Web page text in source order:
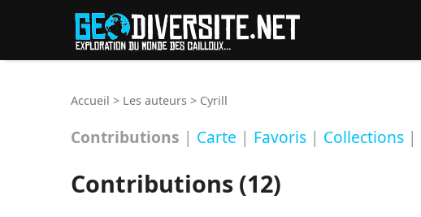
Accueil > Les auteurs > Cyrill
Contributions | Carte | Favoris | Collections |
Contributions (12)